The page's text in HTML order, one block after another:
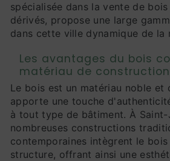
spécialisée dans la vente de
dérivés, propose une large
dans cette ville dynamique de la
Les avantages du bois
matériau de construction
Le bois est un matériau noble et
apporte une touche
à tout type de bâtiment. À Saint-
nombreuses constructions
contemporaines intègrent le bois
structure, offrant ainsi une